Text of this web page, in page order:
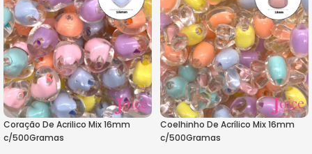
Coração De Acrilico Mix 16mm
c/500Gramas
Coelhinho De Acrílico Mix 16mm
c/500Gramas